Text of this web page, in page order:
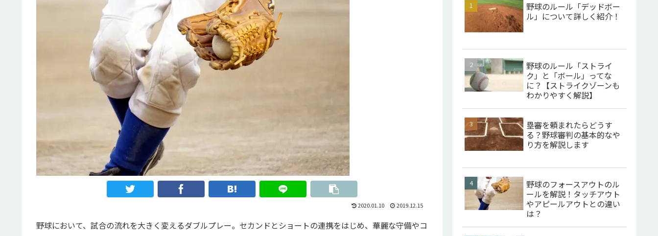
2020.01.10 2019.12.15
野球において、試合の流れを大きく変えるダブルプレー。セカンドとショートの連携をはじめ、華麗な守備やコ
野球のルール「デッドボー
ル」について詳しく紹介！
野球のルール「ストライ
ク」と「ボール」ってな
に？【ストライクゾーンも
わかりやすく解説】
塁審を頼まれたらどうす
る？野球審判の基本的なや
り方を解説します
野球のフォースアウトのル
ールを解説！タッチアウト
やアピールアウトとの違い
は？